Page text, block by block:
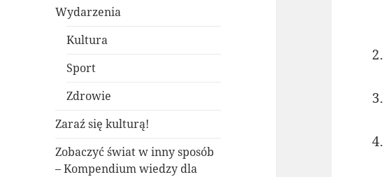
Wydarzenia
Kultura
Sport
Zdrowie
Zaraź się kulturą!
Zobaczyć świat w inny sposób
– Kompendium wiedzy dla